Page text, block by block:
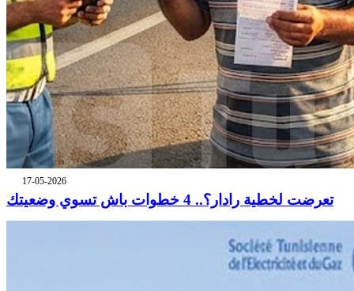
17-05-2026
تعرضت لخطية رادار؟.. 4 خطوات باش تسوي وضعيتك